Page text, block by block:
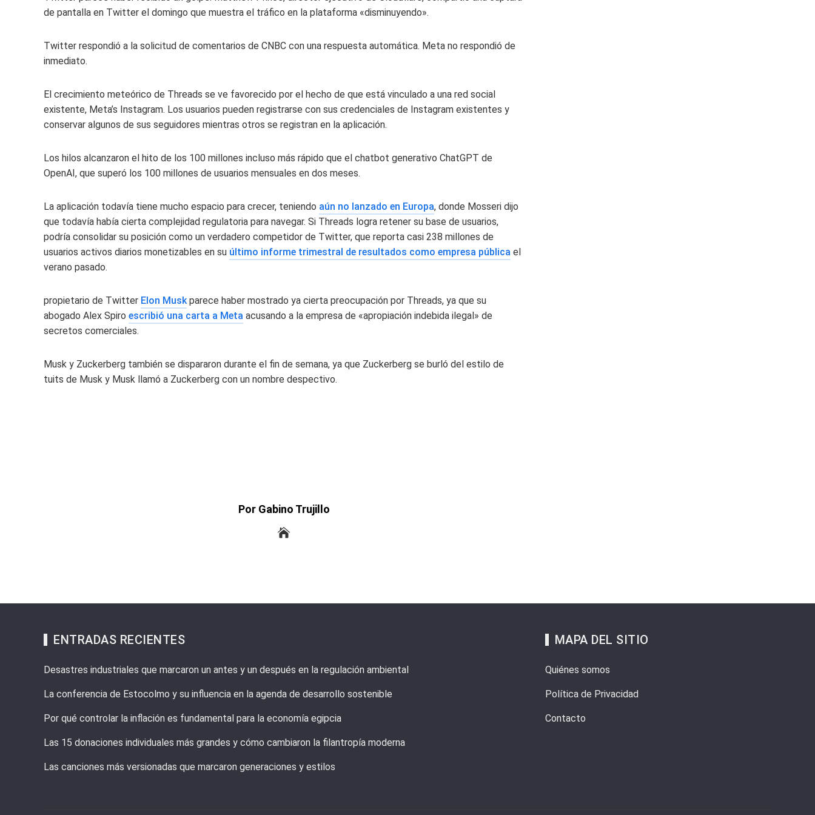
de pantalla en Twitter el domingo que muestra el tráfico en la plataforma «disminuyendo».
Twitter respondió a la solicitud de comentarios de CNBC con una respuesta automática. Meta no respondió de
inmediato.
El crecimiento meteórico de Threads se ve favorecido por el hecho de que está vinculado a una red social
existente, Meta’s Instagram. Los usuarios pueden registrarse con sus credenciales de Instagram existentes y
conservar algunos de sus seguidores mientras otros se registran en la aplicación.
Los hilos alcanzaron el hito de los 100 millones incluso más rápido que el chatbot generativo ChatGPT de
OpenAI, que superó los 100 millones de usuarios mensuales en dos meses.
La aplicación todavía tiene mucho espacio para crecer, teniendo aún no lanzado en Europa, donde Mosseri dijo
que todavía había cierta complejidad regulatoria para navegar. Si Threads logra retener su base de usuarios,
podría consolidar su posición como un verdadero competidor de Twitter, que reporta casi 238 millones de
usuarios activos diarios monetizables en su último informe trimestral de resultados como empresa pública el
verano pasado.
propietario de Twitter Elon Muskparece haber mostrado ya cierta preocupación por Threads, ya que su
abogado Alex Spiro escribió una carta a Meta acusando a la empresa de «apropiación indebida ilegal» de
secretos comerciales.
Musk y Zuckerberg también se dispararon durante el fin de semana, ya que Zuckerberg se burló del estilo de
tuits de Musk y Musk llamó a Zuckerberg con un nombre despectivo.
Por Gabino Trujillo
ENTRADAS RECIENTES
Desastres industriales que marcaron un antes y un después en la regulación ambiental
La conferencia de Estocolmo y su influencia en la agenda de desarrollo sostenible
Por qué controlar la inflación es fundamental para la economía egipcia
Las 15 donaciones individuales más grandes y cómo cambiaron la filantropía moderna
Las canciones más versionadas que marcaron generaciones y estilos
MAPA DEL SITIO
Quiénes somos
Política de Privacidad
Contacto